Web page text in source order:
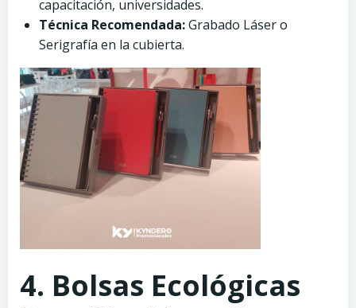
capacitación, universidades.
Técnica Recomendada:Grabado Láser o
Serigrafía en la cubierta.
4. Bolsas Ecológicas